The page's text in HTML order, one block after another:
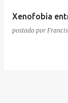
Xenofobia
postado por